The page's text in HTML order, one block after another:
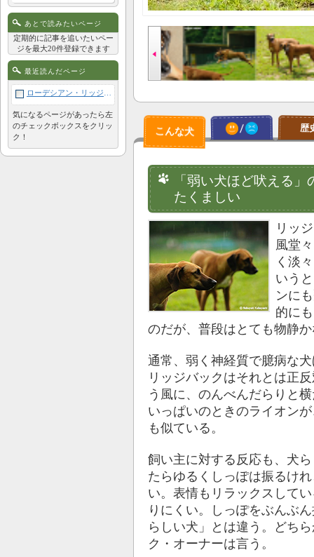
歴
「弱い犬ほど吠える
たくましい
リッ
風堂
く淡
いう
ンに
的に
のだが、普段はとても物静
通常、弱く神経質で臆病な
リッジバックはそれとは正
う風に、のんべんだらりと
いっぱいのときのライオン
も似ている。
飼い主に対する反応も、犬
たらゆるくしっぽは振るけ
い。表情もリラックスして
りにくい。しっぽをぶんぶ
らしい犬」とは違う。どち
ク・オーナーは言う。
あとで読みたいページ
定期的に記事を追いたいペー
ジを最大20件登録できます
最近読んだページ
気になるページがあったら左
のチェックボックスをクリッ
ク！